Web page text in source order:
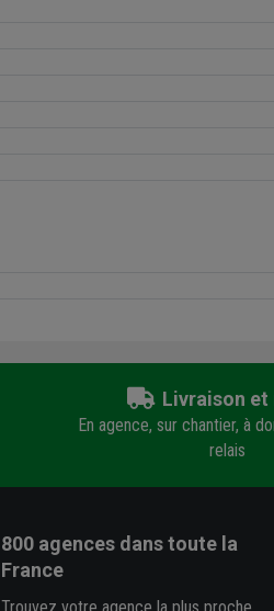
Livraison
En agence, sur chantier, à
relais
800 agencesdans toute la
France